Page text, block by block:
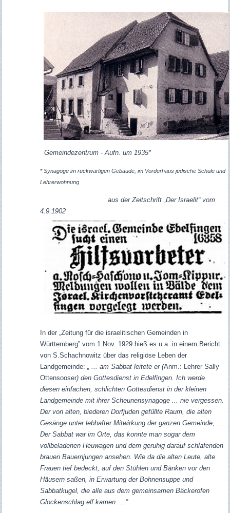
Gemeindezentrum - Aufn. um 1935*
* Synagoge im rückwärtigen Gebäude, im Vorderhaus jüdische Schule und
Lehrerwohnung
aus der Zeitschrift „Der Israelit“ vom
4.9.1902
In der „Zeitung für die israelitischen Gemeinden in
Württemberg” vom 1.Nov. 1929 hieß es u.a. in einem Bericht
von S.Schachnowitz über das religiöse Leben der
Landgemeinde:
„ ... am Sabbat leitete er (Anm.: Lehrer Sally
Ottensooser) den Gottesdienst in Edelfingen. Ich werde
diesen einfachen, schlichten Gottesdienst in der kleinen
Landgemeinde mit ihrer Scheunensynagoge ... nie vergessen.
Der von alten, biederen Dorfjuden gefüllte Raum, die alten
Gesänge unter lebhafter Mitwirkung der ganzen Gemeinde, ...
Der Sabbat war im Orte, das konnte man sogar dem
vollbeladenen Heuwagen und dem geruhig darauf schlafenden
brauen Bauernjungen ansehen. Wie da die alten Leute, alte
Frauen tief bedeckt, auf den Stühlen und Bänken vor den
Häusern saßen, in Erwartung der Bohnensuppe und
Sabbatkugel, die alle aus dem gemeinsamen Bäckerofen
Glockenschlag elf kamen. ...”